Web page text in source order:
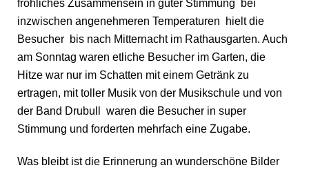
fröhliches Zusammensein in guter Stimmung bei
inzwischen angenehmeren Temperaturen hielt die
Besucher bis nach Mitternacht im Rathausgarten. Auch
am Sonntag waren etliche Besucher im Garten, die
Hitze war nur im Schatten mit einem Getränk zu
ertragen, mit toller Musik von der Musikschule und von
der Band Drubull waren die Besucher in super
Stimmung und forderten mehrfach eine Zugabe.
Was bleibt ist die Erinnerung an wunderschöne Bilder